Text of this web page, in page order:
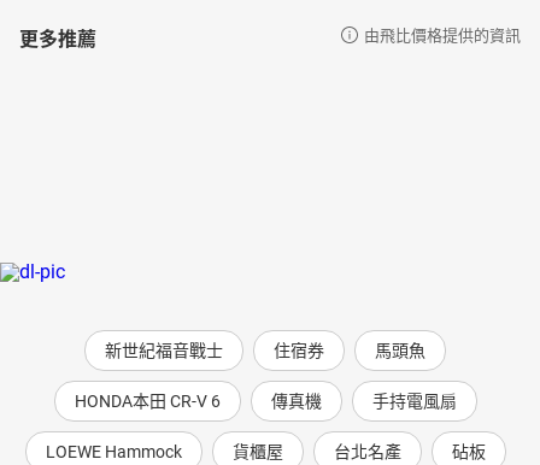
更多推薦 由飛比價格提供的資訊
新世紀福音戰士 住宿券 馬頭魚
HONDA本田 CR-V 6 傳真機 手持電風扇
LOEWE Hammock 貨櫃屋 台北名產 砧板